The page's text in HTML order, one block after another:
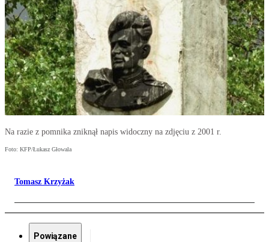
Na razie z pomnika zniknął napis widoczny na zdjęciu z 2001 r.
Foto: KFP/Łukasz Głowala
Tomasz Krzyżak
Powiązane